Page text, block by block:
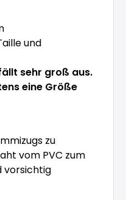
und
sehr groß aus.
eine Größe
zu
vom PVC zum
vorsichtig